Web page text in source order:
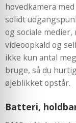
hovedkamera
solidt
og sociale
videoopkald og
ikke kun antal
bruge, så du
øjeblikket opstår.
Batteri,